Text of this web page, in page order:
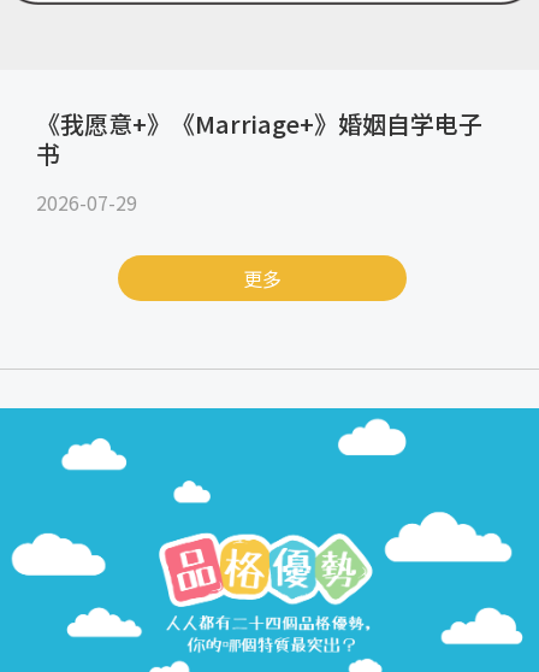
《我愿意+》《Marriage+》婚姻自学电子
书
2026-07-29
更多